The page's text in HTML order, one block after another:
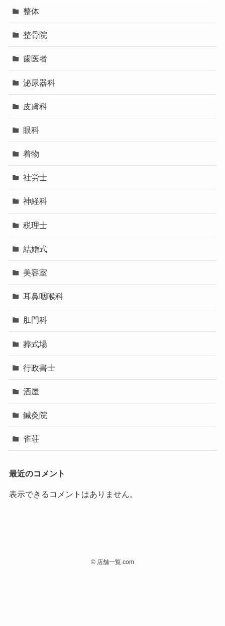
整体
整骨院
歯医者
泌尿器科
皮膚科
眼科
着物
社労士
神経科
税理士
結婚式
美容室
耳鼻咽喉科
肛門科
葬式場
行政書士
酒屋
鍼灸院
雀荘
最近のコメント
表示できるコメントはありません。
© 店舗一覧.com